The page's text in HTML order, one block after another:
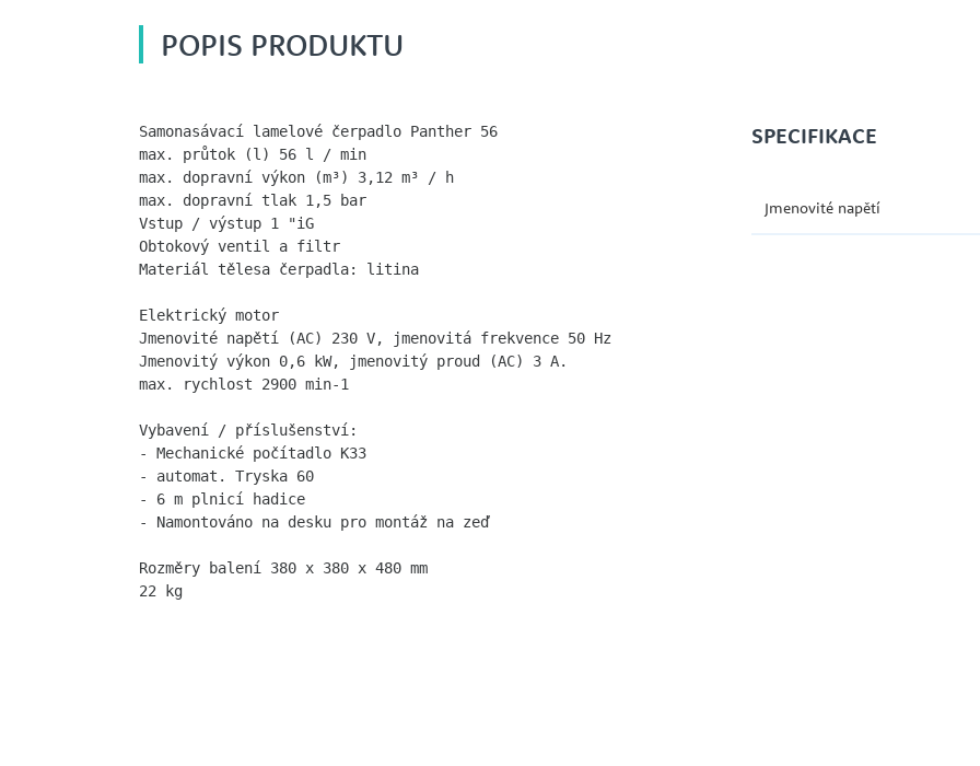
POPIS PRODUKTU
Samonasávací lamelové čerpadlo Panther 56
max. průtok (l) 56 l / min
max. dopravní výkon (m³) 3,12 m³ / h
max. dopravní tlak 1,5 bar
Vstup / výstup 1 "iG
Obtokový ventil a filtr
Materiál tělesa čerpadla: litina
Elektrický motor
Jmenovité napětí (AC) 230 V, jmenovitá frekvence 50 Hz
Jmenovitý výkon 0,6 kW, jmenovitý proud (AC) 3 A.
max. rychlost 2900 min-1
Vybavení / příslušenství:
- Mechanické počítadlo K33
- automat. Tryska 60
- 6 m plnicí hadice
- Namontováno na desku pro montáž na zeď
Rozměry balení 380 x 380 x 480 mm
22 kg
SPECIFIKACE
Jmenovité napětí